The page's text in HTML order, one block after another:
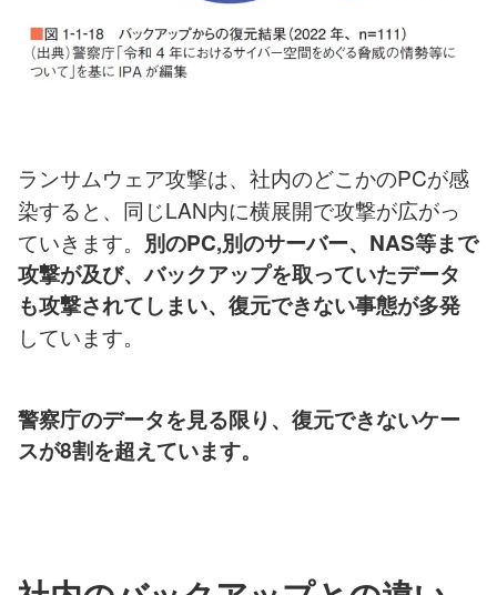
ランサムウェア攻撃は、社内のどこかのPCが感
染すると、同じLAN内に横展開で攻撃が広がっ
ていきます。 別のPC,別のサーバー、NAS等まで
攻撃が及び、バックアップを取っていたデータ
も攻撃されてしまい、復元できない事態が多発
しています。
警察庁のデータを見る限り、復元できないケー
スが8割を超えています。